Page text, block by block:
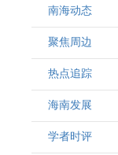
南海动态
聚焦周边
热点追踪
海南发展
学者时评